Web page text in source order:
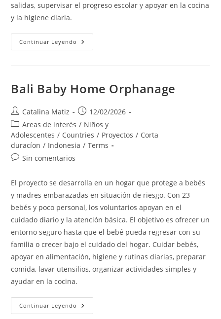
salidas, supervisar el progreso escolar y apoyar en la cocina
y la higiene diaria.
Continuar Leyendo Semarang
Baby
Bali Baby Home Orphanage
Autor
de
la
entrada:
Catalina Matiz
Publicación
de
la
entrada:
12/02/2026
Categoría
de
la
entrada:
Areas de interés / Niños y
Adolescentes / Countries / Proyectos / Corta
duracíon / Indonesia / Terms
Comentarios
la
entrada:
Sin comentarios
El proyecto se desarrolla en un hogar que protege a bebés
y madres embarazadas en situación de riesgo. Con 23
bebés y poco personal, los voluntarios apoyan en el
cuidado diario y la atención básica. El objetivo es ofrecer un
entorno seguro hasta que el bebé pueda regresar con su
familia o crecer bajo el cuidado del hogar. Cuidar bebés,
apoyar en alimentación, higiene y rutinas diarias, preparar
comida, lavar utensilios, organizar actividades simples y
ayudar en la cocina.
Continuar Leyendo Bali
Baby